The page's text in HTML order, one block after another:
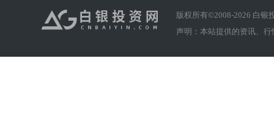
版权所有©2008-2026 白银
声明：本站提供的资讯、